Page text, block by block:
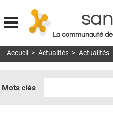
Jump to
La communauté
MON COMPTE
Accueil > Actualités > Actualités
Mots clés